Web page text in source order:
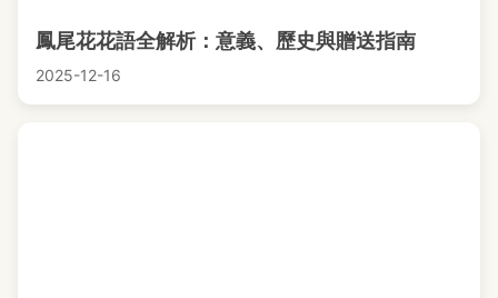
鳳尾花花語全解析：意義、歷史與贈送指南
2025-12-16